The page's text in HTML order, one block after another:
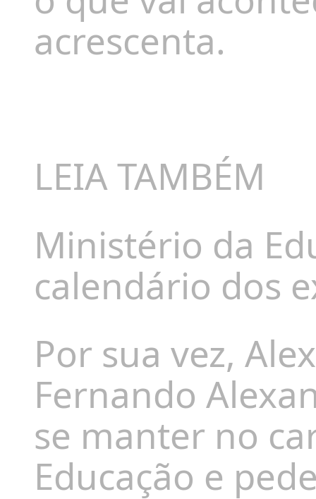
acrescenta.
LEIA TAMBÉM
Ministério da
calendário dos
Por sua vez,
Fernando
se manter no
Educação e